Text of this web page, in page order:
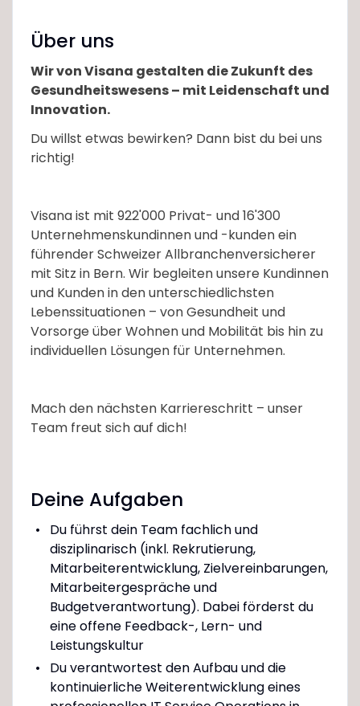
Über uns
Wir von Visana gestalten die Zukunft des
Gesundheitswesens – mit Leidenschaft und
Innovation.
Du willst etwas bewirken? Dann bist du bei uns
richtig!
Visana ist mit 922'000 Privat- und 16'300
Unternehmenskundinnen und -kunden ein
führender Schweizer Allbranchenversicherer
mit Sitz in Bern. Wir begleiten unsere Kundinnen
und Kunden in den unterschiedlichsten
Lebenssituationen – von Gesundheit und
Vorsorge über Wohnen und Mobilität bis hin zu
individuellen Lösungen für Unternehmen.
Mach den nächsten Karriereschritt – unser
Team freut sich auf dich!
Deine Aufgaben
Du führst dein Team fachlich und
disziplinarisch (inkl. Rekrutierung,
Mitarbeiterentwicklung, Zielvereinbarungen,
Mitarbeitergespräche und
Budgetverantwortung). Dabei förderst du
eine offene Feedback-, Lern- und
Leistungskultur
Du verantwortest den Aufbau und die
kontinuierliche Weiterentwicklung eines